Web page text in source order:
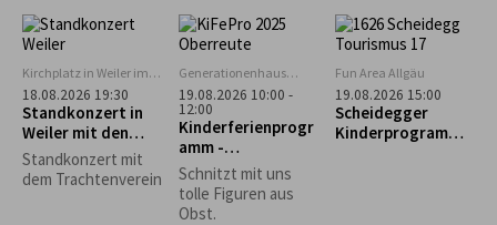
zum Biolandhof
Heim in Scheffau
Schützengesellsch
aft Scheidegg
Kirchplatz in Weiler im
Allgäu
18.08.2026 19:30
Standkonzert in
Weiler mit den
Trachtlern
Standkonzert mit
dem Trachtenverein
Generationenhaus
Oberreute
19.08.2026 10:00 -
12:00
Kinderferienprogr
amm -
Obstschnitzen-
AUSGEBUCHT!!!
Schnitzt mit uns
tolle Figuren aus
Obst.
Fun Area Allgäu
19.08.2026 15:00
Scheidegger
Kinderprogramm: